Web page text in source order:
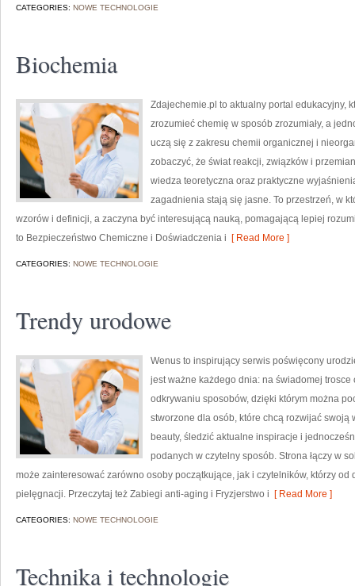
CATEGORIES: NOWE TECHNOLOGIE
Biochemia
Zdajechemie.pl to aktualny portal edukacyjny,
zrozumieć chemię w sposób zrozumiały, a
uczą się z zakresu chemii organicznej i
zobaczyć, że świat reakcji, związków i
wiedza teoretyczna oraz praktyczne
zagadnienia stają się jasne. To przestrzeń, w
wzorów i definicji, a zaczyna być interesującą nauką, pomagającą lepiej
to Bezpieczeństwo Chemiczne i Doświadczenia i [ Read More ]
CATEGORIES: NOWE TECHNOLOGIE
Trendy urodowe
Wenus to inspirujący serwis poświęcony
jest ważne każdego dnia: na świadomej
odkrywaniu sposobów, dzięki którym można
stworzone dla osób, które chcą rozwijać
beauty, śledzić aktualne inspiracje i
podanych w czytelny sposób. Strona łączy w
może zainteresować zarówno osoby początkujące, jak i czytelników, którzy
pielęgnacji. Przeczytaj też Zabiegi anti-aging i Fryzjerstwo i [ Read More ]
CATEGORIES: NOWE TECHNOLOGIE
Technika i technologie